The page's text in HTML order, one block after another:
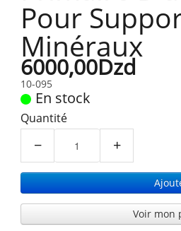
Pour
Minéraux
6000,00Dzd
10-095
En stock
Quantité
− +
Voir mon